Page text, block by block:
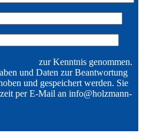
zur Kenntnis genommen.
und Daten zur Beantwortung
und gespeichert werden. Sie
per E-Mail an info@holzmann-